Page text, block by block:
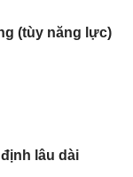
(tùy năng lực)
lâu dài